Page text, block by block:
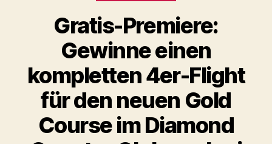
Gratis-Premiere:
Gewinne einen
kompletten 4er-Flight
für den neuen Gold
Course im Diamond